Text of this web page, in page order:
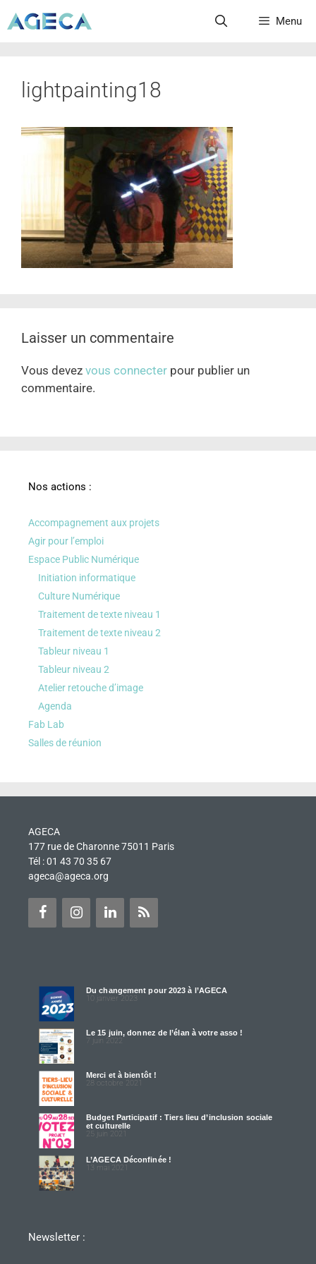
Menu
lightpainting18
Laisser un commentaire
Vous devez vous connecter pour publier un
commentaire.
Nos actions :
Accompagnement aux projets
Agir pour l’emploi
Espace Public Numérique
Initiation informatique
Culture Numérique
Traitement de texte niveau 1
Traitement de texte niveau 2
Tableur niveau 1
Tableur niveau 2
Atelier retouche d’image
Agenda
Fab Lab
Salles de réunion
AGECA
177 rue de Charonne 75011 Paris
Tél : 01 43 70 35 67
ageca@ageca.org
Du changement pour 2023 à l’AGECA
10 janvier 2023
Le 15 juin, donnez de l’élan à votre asso !
7 juin 2022
Merci et à bientôt !
28 octobre 2021
Budget Participatif : Tiers lieu d’inclusion sociale
et culturelle
25 juin 2021
L’AGECA Déconfinée !
13 mai 2021
Newsletter :